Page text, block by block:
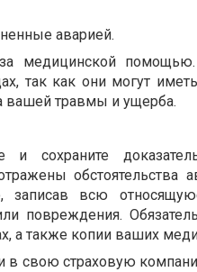
аварией.
медицинской
так как они могут
вашей травмы и ущерба.
и сохраните
обстоятельства
записав всю
повреждения.
а также копии ваших
свою страховую